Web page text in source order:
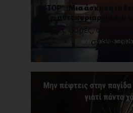
“STOP” : Μια άσκηση 10
χτίζει αυτοκυριαρχία και
Πολλές φορές, αυτό που
σχέση, μια